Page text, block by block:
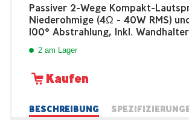
Passiver 2-Wege Kompakt-
Niederohmige (4Ω - 40W RMS)
100° Abstrahlung, Inkl.
2 am Lager
Kaufen
BESCHREIBUNG